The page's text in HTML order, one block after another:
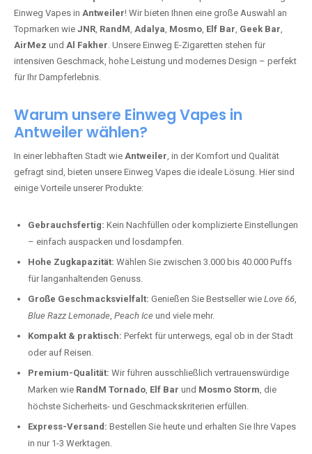
Einweg Vapes in Antweiler! Wir bieten Ihnen eine große Auswahl an
Topmarken wie JNR, RandM, Adalya, Mosmo, Elf Bar, Geek Bar,
AirMez und Al Fakher. Unsere Einweg E-Zigaretten stehen für
intensiven Geschmack, hohe Leistung und modernes Design – perfekt
für Ihr Dampferlebnis.
Warum unsere Einweg Vapes in
Antweiler wählen?
In einer lebhaften Stadt wie Antweiler, in der Komfort und Qualität
gefragt sind, bieten unsere Einweg Vapes die ideale Lösung. Hier sind
einige Vorteile unserer Produkte:
Gebrauchsfertig: Kein Nachfüllen oder komplizierte Einstellungen
– einfach auspacken und losdampfen.
Hohe Zugkapazität: Wählen Sie zwischen 3.000 bis 40.000 Puffs
für langanhaltenden Genuss.
Große Geschmacksvielfalt: Genießen Sie Bestseller wie Love 66,
Blue Razz Lemonade, Peach Ice und viele mehr.
Kompakt & praktisch: Perfekt für unterwegs, egal ob in der Stadt
oder auf Reisen.
Premium-Qualität: Wir führen ausschließlich vertrauenswürdige
Marken wie RandM Tornado, Elf Bar und Mosmo Storm, die
höchste Sicherheits- und Geschmackskriterien erfüllen.
Express-Versand: Bestellen Sie heute und erhalten Sie Ihre Vapes
in nur 1-3 Werktagen.